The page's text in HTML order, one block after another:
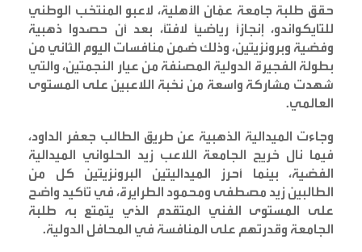
حقق طلبة جامعة عمّان الأهلية، لاعبو المنتخب الوطني
للتايكواندو، إنجازًا رياضيًا لافتًا، بعد أن حصدوا ذهبية
وفضية وبرونزيتين، وذلك ضمن منافسات اليوم الثاني من
بطولة الفجيرة الدولية المصنفة من عيار النجمتين، والتي
شهدت مشاركة واسعة من نخبة اللاعبين على المستوى
العالمي.
وجاءت الميدالية الذهبية عن طريق الطالب جعفر الداود،
فيما نال خريج الجامعة اللاعب زيد الحلواني الميدالية
الفضية، بينما أحرز الميداليتين البرونزيتين كل من
الطالبين زيد مصطفى ومحمود الطرايرة، في تأكيد واضح
على المستوى الفني المتقدم الذي يتمتع به طلبة
الجامعة وقدرتهم على المنافسة في المحافل الدولية.